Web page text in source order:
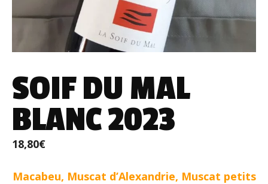
SOIF DU MAL
BLANC 2023
18,80€
Macabeu, Muscat d’Alexandrie, Muscat petits